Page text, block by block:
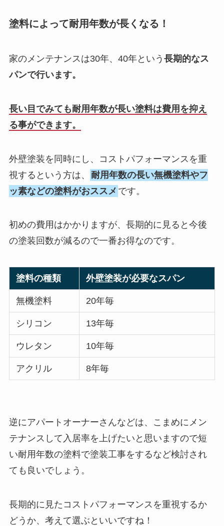
塗料によって耐用年数が長くなる！
家のメンテナンスは30年、40年という 長期的なス
パンで行います。
長い目でみても耐用年数が長い塗料は費用を抑え
る事ができます。
外壁塗装を同時にし、コストパフォーマンスを重
視するという方は、
耐用年数の長い無機塗料やフ
ッ素などの塗料がおススメ です。
初めの費用はかかりますが、長期的に見ると今後
の塗装回数が減るので一番お得なのです。
塗料の種類 外壁塗装が必要なスパン
無機塗料 20年毎
シリコン 13年毎
ウレタン 10年毎
アクリル 8年毎
逆にアパートオーナーさんなどは、こまめにメン
テナンスして入居率を上げたいと思いますので短
い耐用年数の塗料で塗装工事をするなど検討され
ても良いでしょう。
長期的に見たコストパフォーマンスを重視するか
どうか、考えて選ぶといいですね！